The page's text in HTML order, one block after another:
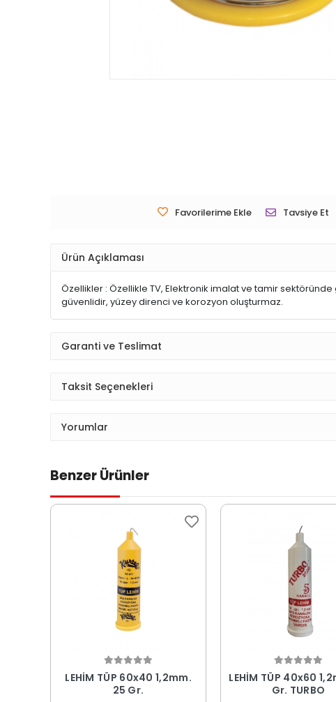
Favorilerime Ekle Tavsiye Et
Ürün Açıklaması
Özellikler : Özellikle TV, Elektronik imalat ve tamir sektöründe
güvenlidir, yüzey direnci ve korozyon oluşturmaz.
Garanti ve Teslimat
Taksit Seçenekleri
Yorumlar
Benzer Ürünler
LEHİM TÜP 60x40 1,2mm.
25 Gr.
LEHİM TÜP 40x60
Gr. TURBO